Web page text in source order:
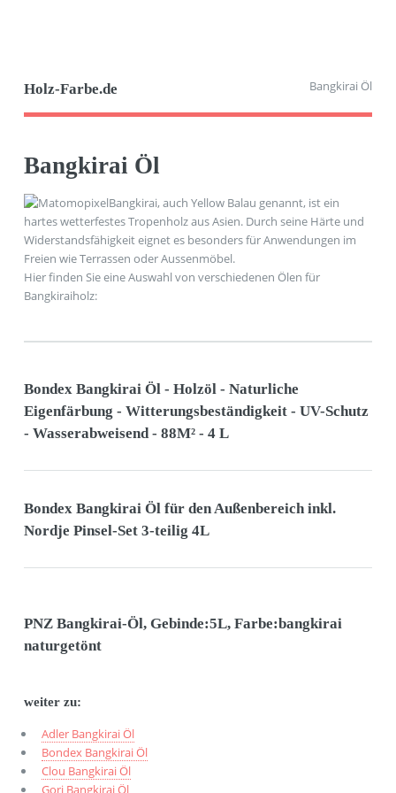
Holz-Farbe.de Bangkirai Öl
Bangkirai Öl
Bangkirai, auch Yellow Balau genannt, ist ein
hartes wetterfestes Tropenholz aus Asien. Durch seine Härte und
Widerstandsfähigkeit eignet es besonders für Anwendungen im
Freien wie Terrassen oder Aussenmöbel.
Hier finden Sie eine Auswahl von verschiedenen Ölen für
Bangkiraiholz:
Bondex Bangkirai Öl - Holzöl - Naturliche
Eigenfärbung - Witterungsbeständigkeit - UV-Schutz
- Wasserabweisend - 88M² - 4 L
Bondex Bangkirai Öl für den Außenbereich inkl.
Nordje Pinsel-Set 3-teilig 4L
PNZ Bangkirai-Öl, Gebinde:5L, Farbe:bangkirai
naturgetönt
weiter zu:
Adler Bangkirai Öl
Bondex Bangkirai Öl
Clou Bangkirai Öl
Gori Bangkirai Öl